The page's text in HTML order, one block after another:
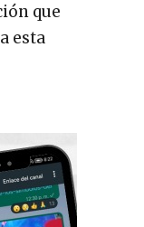
que
esta